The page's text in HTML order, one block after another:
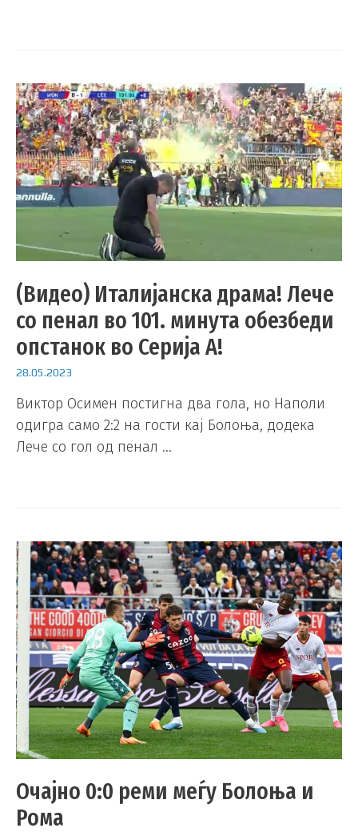
(Видео) Италијанска драма! Лече
со пенал во 101. минута обезбеди
опстанок во Серија А!
28.05.2023
Виктор Осимен постигна два гола, но Наполи
одигра само 2:2 на гости кај Болоња, додека
Лече со гол од пенал …
Очајно 0:0 реми меѓу Болоња и
Рома